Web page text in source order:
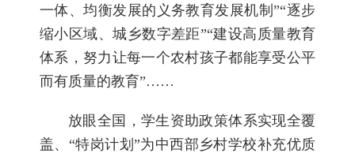
一体、均衡发展的义务教育发展机制”“逐步
缩小区域、城乡数字差距”“建设高质量教育
体系，努力让每一个农村孩子都能享受公平
而有质量的教育”……
放眼全国，学生资助政策体系实现全覆
盖、“特岗计划”为中西部乡村学校补充优质